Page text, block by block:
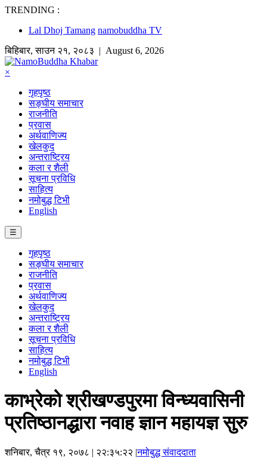
TRENDING :
Lal Dhoj Tamang namobuddha TV
बिहिबार,साउन २१, २०८३ | August 6, 2026
×
गृहपृष्ठ
सङ्घीय समाचार
राजनीति
प्रवास
अर्थवाणिज्य
खेलकुद
अन्तराष्ट्रिय
कला र शैली
सूचना प्रविधि
साहित्य
नमोबुद्ध टिभी
English
☰
गृहपृष्ठ
सङ्घीय समाचार
राजनीति
प्रवास
अर्थवाणिज्य
खेलकुद
अन्तराष्ट्रिय
कला र शैली
सूचना प्रविधि
साहित्य
नमोबुद्ध टिभी
English
काभ्रेको श्रीखण्डपुरमा विन्ध्यवासिनी
प्रतिष्ठानद्धारा नवाह ज्ञान महायज्ञ सुरु
शनिबार, चैत्र १९, २०७८ | २२:३५:२२ |नमोबुद्ध संवाददाता